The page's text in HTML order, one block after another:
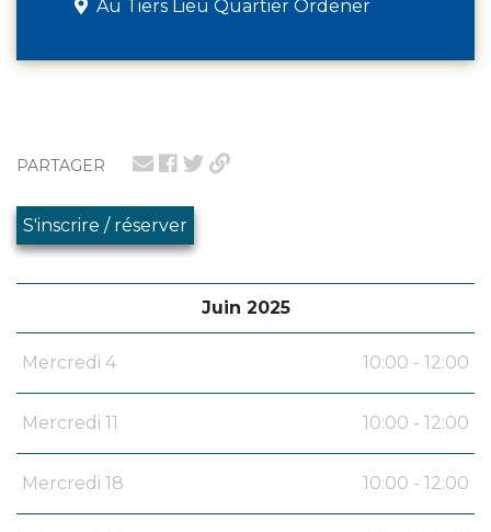
PARTAGER
S'inscrire / réserver
Juin 2025
Mercredi 4 10:00 - 12:00
Mercredi 11 10:00 - 12:00
Mercredi 18 10:00 - 12:00
Au Tiers Lieu Quartier Ordener